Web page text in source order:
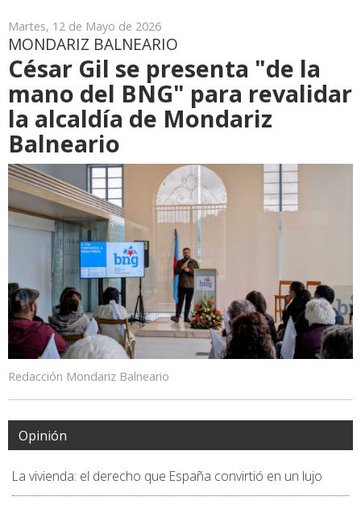
Martes, 12 de Mayo de 2026
MONDARIZ BALNEARIO
César Gil se presenta "de la
mano del BNG" para revalidar
la alcaldía de Mondariz
Balneario
Redacción Mondariz Balneario
Opinión
La vivienda: el derecho que España convirtió en un lujo